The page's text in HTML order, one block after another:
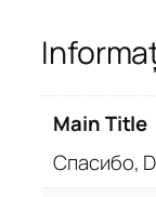
а
с
и
,
Main Title
Cпасибо,